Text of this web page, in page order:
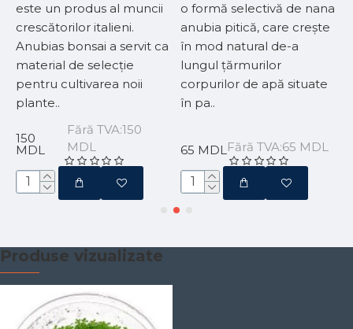
este un produs al muncii
crescătorilor italieni.
Anubias bonsai a servit ca
material de selecție
pentru cultivarea noii
plante..
150
MDL
Fără TVA:150
MDL
o formă selectivă de nana
anubia pitică, care crește
în mod natural de-a
lungul țărmurilor
corpurilor de apă situate
în pa..
65 MDLFără TVA:65 MDL
Produse vizualizate